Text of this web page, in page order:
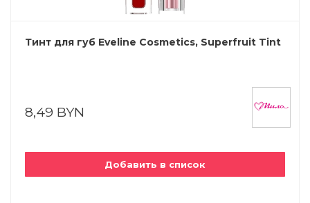
Тинт для губ Eveline Cosmetics, Superfruit Tint
8,49 BYN
Добавить в список